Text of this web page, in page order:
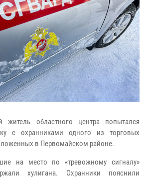
житель областного центра попытался
с охранниками одного из торговых
в Первомайском районе.
на место по «тревожному сигналу»
хулигана. Охранники пояснили